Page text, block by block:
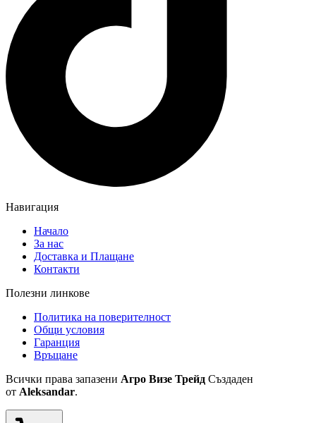
Навигация
Начало
За нас
Доставка и Плащане
Контакти
Полезни линкове
Политика на поверителност
Общи условия
Гаранция
Връщане
Всички права запазени Агро Визе Трейд Създаден
от Aleksandar.